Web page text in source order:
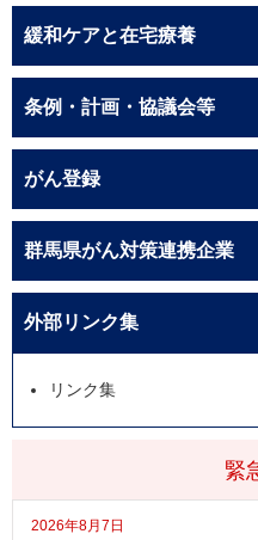
緊
2026年8月7日
緩和ケアと在宅療養
条例・計画・協議会等
がん登録
群馬県がん対策連携企業
外部リンク集
リンク集